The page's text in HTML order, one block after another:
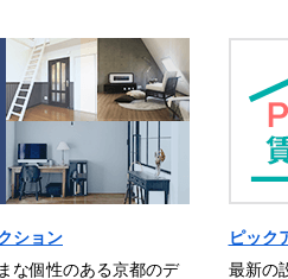
ション
な個性のある京都のデ
ピック
最新の